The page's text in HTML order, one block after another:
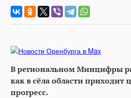
В региональном Минцифры
как в сёла области приходит
прогресс.